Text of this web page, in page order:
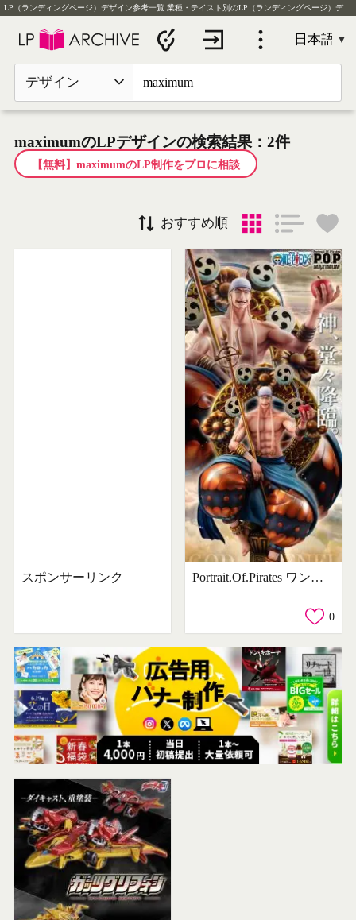
LP（ランディングページ）デザイン参考一覧 業種・テイスト別のLP（ランディングページ）デザイン実例を毎日更新
デザイン
maximumのLPデザインの検索結果：2件
【無料】maximumのLP制作をプロに相談
おすすめ順
スポンサーリンク Portrait.Of.Pirates ワンピース “NEO-MAXIMUM” “スカイピア唯一神” 神・エネル
0